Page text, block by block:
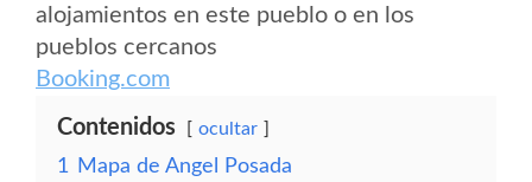
alojamientos en este pueblo o en los
pueblos cercanos
Booking.com
Contenidos ocultar
1
Mapa de Angel Posada